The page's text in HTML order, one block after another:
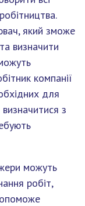
який зможе
визначити
компанії
для
з
можуть
робіт,